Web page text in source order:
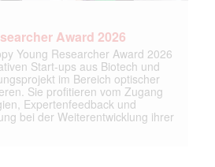
Award 2026
Young Researcher Award 2026
Start-ups aus Biotech und
im Bereich optischer
Sie profitieren vom Zugang
Expertenfeedback und
bei der Weiterentwicklung ihrer